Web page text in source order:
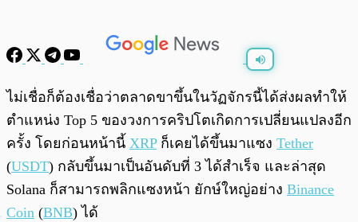
พร้อมเล่น 0:00 0:00
ไม่เชื่อก็ต้องเชื่อว่าตลาดขาขึ้นในวัฏจักรนี้ได้ส่งผลทำให้
ตำแหน่ง Top 5 ของวงการคริปโตเกิดการเปลี่ยนแปลงอีก
ครั้ง โดยก่อนหน้านี้ XRPก็เคยได้ขึ้นมาแซง Tether
(USDT) กลับขึ้นมาเป็นอันดับที่ 3 ได้สำเร็จ และล่าสุด
Solana ก็สามารถพลิกแซงหน้า ยักษ์ใหญ่อย่าง Binance
Coin (BNB) ได้